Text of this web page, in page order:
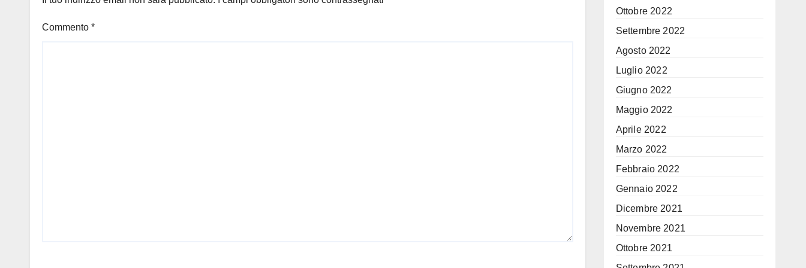
Commento *
Ottobre 2022
Settembre 2022
Agosto 2022
Luglio 2022
Giugno 2022
Maggio 2022
Aprile 2022
Marzo 2022
Febbraio 2022
Gennaio 2022
Dicembre 2021
Novembre 2021
Ottobre 2021